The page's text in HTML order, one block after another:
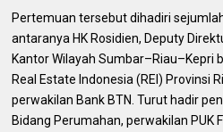
Pertemuan tersebut dihadiri
antaranya HK Rosidien, Deputy
Kantor Wilayah Sumbar–Riau–Kepri
Real Estate Indonesia (REI) Provinsi
perwakilan Bank BTN. Turut hadir
Bidang Perumahan, perwakilan PUK